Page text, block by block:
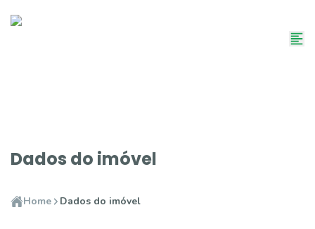
Dados do imóvel
Home Dados do imóvel